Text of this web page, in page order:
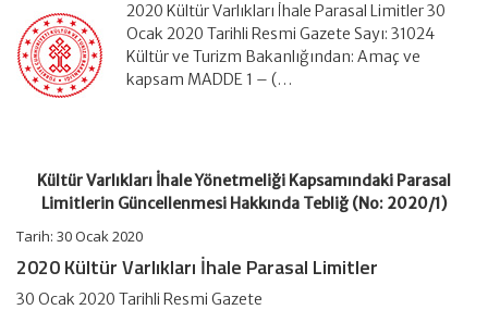
Güncellenmesi
Hakkında
Tebliğ
(No:
2020/1)
2020 Kültür Varlıkları İhale Parasal Limitler 30
Ocak 2020 Tarihli Resmi Gazete Sayı: 31024
Kültür ve Turizm Bakanlığından: Amaç ve
kapsam MADDE 1 – (…
Kültür Varlıkları İhale Yönetmeliği Kapsamındaki Parasal
Limitlerin Güncellenmesi Hakkında Tebliğ (No: 2020/1)
Tarih: 30 Ocak 2020
2020 Kültür Varlıkları İhale Parasal Limitler
30 Ocak 2020 Tarihli Resmi Gazete